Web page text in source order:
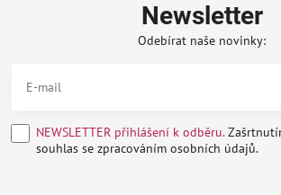
Newsletter
Odebírat naše novinky:
NEWSLETTER přihlášení k odběru.
souhlas se zpracováním